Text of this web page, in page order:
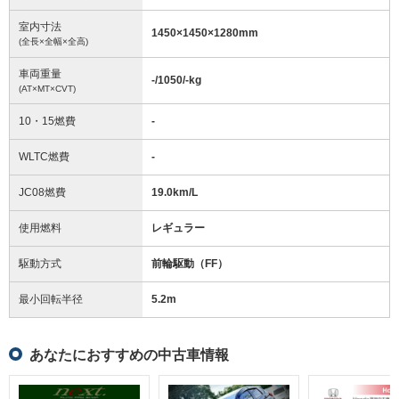
室内寸法
(全長×全幅×全高)
1450×1450×1280mm
車両重量
(AT×MT×CVT)
-/1050/-kg
10・15燃費 -
WLTC燃費 -
JC08燃費 19.0km/L
使用燃料 レギュラー
駆動方式 前輪駆動（FF）
最小回転半径 5.2m
あなたにおすすめの中古車情報